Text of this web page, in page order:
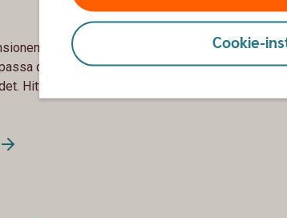
och annat, hellre lite men regelbundet.
ditt sparande efter hur lång tid det är kvar
Hitta det sätt att spara på som passar dig
Cookie-